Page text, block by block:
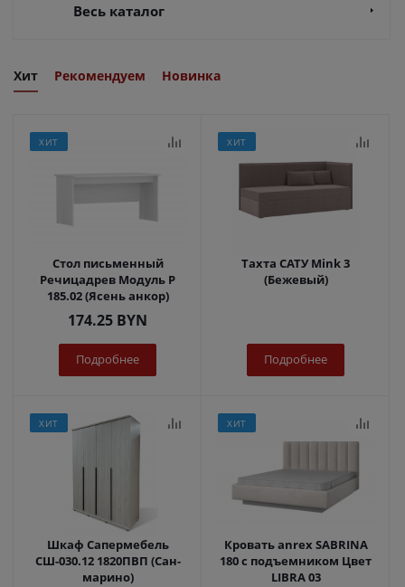
Весь каталог
Хит Рекомендуем Новинка
ХИТ
Стол письменный
Речицадрев Модуль Р
185.02 (Ясень анкор)
174.25 BYN
Подробнее
ХИТ
Тахта САТУ Mink 3
(Бежевый)
Подробнее
ХИТ
Шкаф Сапермебель
СШ-030.12 1820ПВП (Сан-
марино)
ХИТ
Кровать anrex SABRINA
180 с подъемником Цвет
LIBRA 03